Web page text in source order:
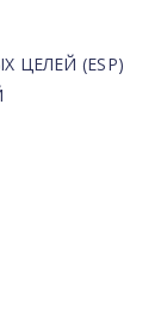
ЦЕЛЕЙ (ESP)